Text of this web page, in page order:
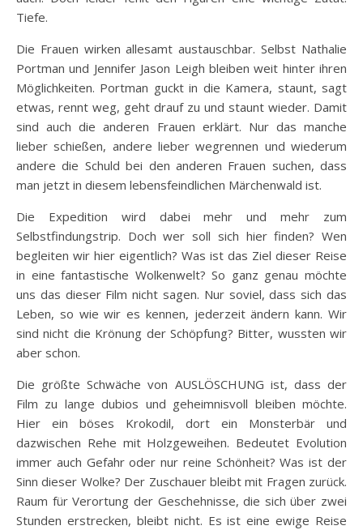
Tiefe.
Die Frauen wirken allesamt austauschbar. Selbst Nathalie
Portman und Jennifer Jason Leigh bleiben weit hinter ihren
Möglichkeiten. Portman guckt in die Kamera, staunt, sagt
etwas, rennt weg, geht drauf zu und staunt wieder. Damit
sind auch die anderen Frauen erklärt. Nur das manche
lieber schießen, andere lieber wegrennen und wiederum
andere die Schuld bei den anderen Frauen suchen, dass
man jetzt in diesem lebensfeindlichen Märchenwald ist.
Die Expedition wird dabei mehr und mehr zum
Selbstfindungstrip. Doch wer soll sich hier finden? Wen
begleiten wir hier eigentlich? Was ist das Ziel dieser Reise
in eine fantastische Wolkenwelt? So ganz genau möchte
uns das dieser Film nicht sagen. Nur soviel, dass sich das
Leben, so wie wir es kennen, jederzeit ändern kann. Wir
sind nicht die Krönung der Schöpfung? Bitter, wussten wir
aber schon.
Die größte Schwäche von AUSLÖSCHUNG ist, dass der
Film zu lange dubios und geheimnisvoll bleiben möchte.
Hier ein böses Krokodil, dort ein Monsterbär und
dazwischen Rehe mit Holzgeweihen. Bedeutet Evolution
immer auch Gefahr oder nur reine Schönheit? Was ist der
Sinn dieser Wolke? Der Zuschauer bleibt mit Fragen zurück.
Raum für Verortung der Geschehnisse, die sich über zwei
Stunden erstrecken, bleibt nicht. Es ist eine ewige Reise